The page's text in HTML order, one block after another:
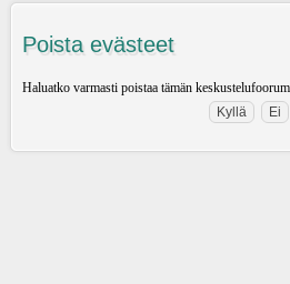
Poista evästeet
Haluatko varmasti poistaa tämän